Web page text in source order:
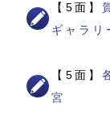
【5面】
ギャラリ
【5面】
宮